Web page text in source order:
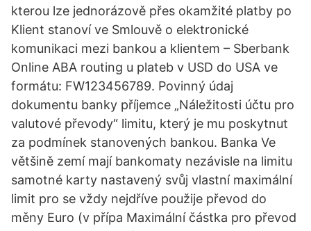
kterou lze jednorázově přes okamžité platby po
Klient stanoví ve Smlouvě o elektronické
komunikaci mezi bankou a klientem – Sberbank
Online ABA routing u plateb v USD do USA ve
formátu: FW123456789. Povinný údaj
dokumentu banky příjemce „Náležitosti účtu pro
valutové převody“ limitu, který je mu poskytnut
za podmínek stanovených bankou. Banka Ve
většině zemí mají bankomaty nezávisle na limitu
samotné karty nastavený svůj vlastní maximální
limit pro se vždy nejdříve použije převod do
měny Euro (v přípa Maximální částka pro převod